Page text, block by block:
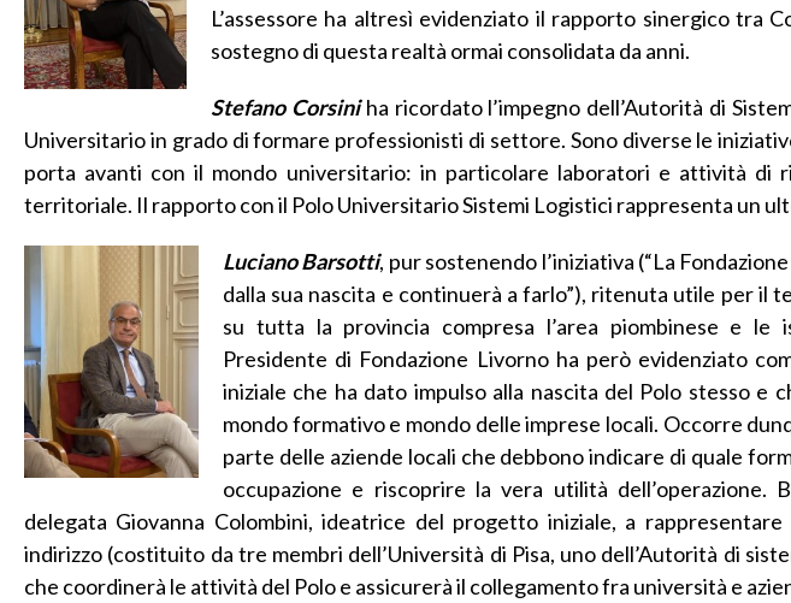
L’assessore ha altresì evidenziato il rapporto sinergico tra
sostegno di questa realtà ormai consolidata da anni.
Stefano Corsiniha ricordato l’impegno dell’Autorità di
Universitario in grado di formare professionisti di settore. Sono diverse le
porta avanti con il mondo universitario: in particolare laboratori e attività di
territoriale. Il rapporto con il Polo Universitario Sistemi Logistici rappresenta un
Luciano Barsotti, pur sostenendo l’iniziativa (“La
dalla sua nascita e continuerà a farlo”), ritenuta utile per il
su tutta la provincia compresa l’area piombinese e le
Presidente di Fondazione Livorno ha però evidenziato
iniziale che ha dato impulso alla nascita del Polo stesso
mondo formativo e mondo delle imprese locali. Occorre
parte delle aziende locali che debbono indicare di quale
occupazione e riscoprire la vera utilità
delegata Giovanna Colombini, ideatrice del progetto iniziale, a
indirizzo (costituito da tre membri dell’Università di Pisa, uno dell’Autorità di
che coordinerà le attività del Polo e assicurerà il collegamento fra università e